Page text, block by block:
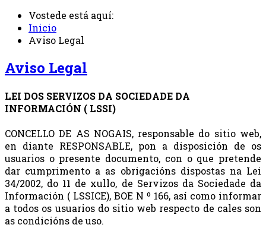
Vostede está aquí:
Inicio
Aviso Legal
Aviso Legal
LEI DOS SERVIZOS DA SOCIEDADE DA
INFORMACIÓN ( LSSI)
CONCELLO DE AS NOGAIS, responsable do sitio web,
en diante RESPONSABLE, pon a disposición de os
usuarios o presente documento, con o que pretende
dar cumprimento a as obrigacións dispostas na Lei
34/2002, do 11 de xullo, de Servizos da Sociedade da
Información ( LSSICE), BOE N º 166, así como informar
a todos os usuarios do sitio web respecto de cales son
as condicións de uso.